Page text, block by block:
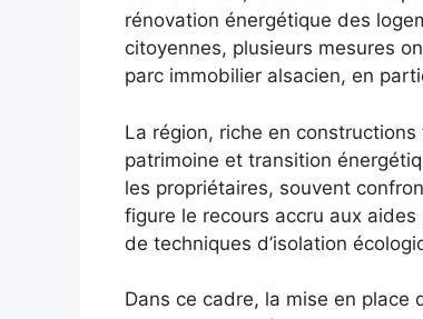
rénovation énergétique des
citoyennes, plusieurs mesures
parc immobilier alsacien, en
La région, riche en
patrimoine et transition
les propriétaires, souvent
figure le recours accru aux
de techniques d’isolation
Dans ce cadre, la mise en place